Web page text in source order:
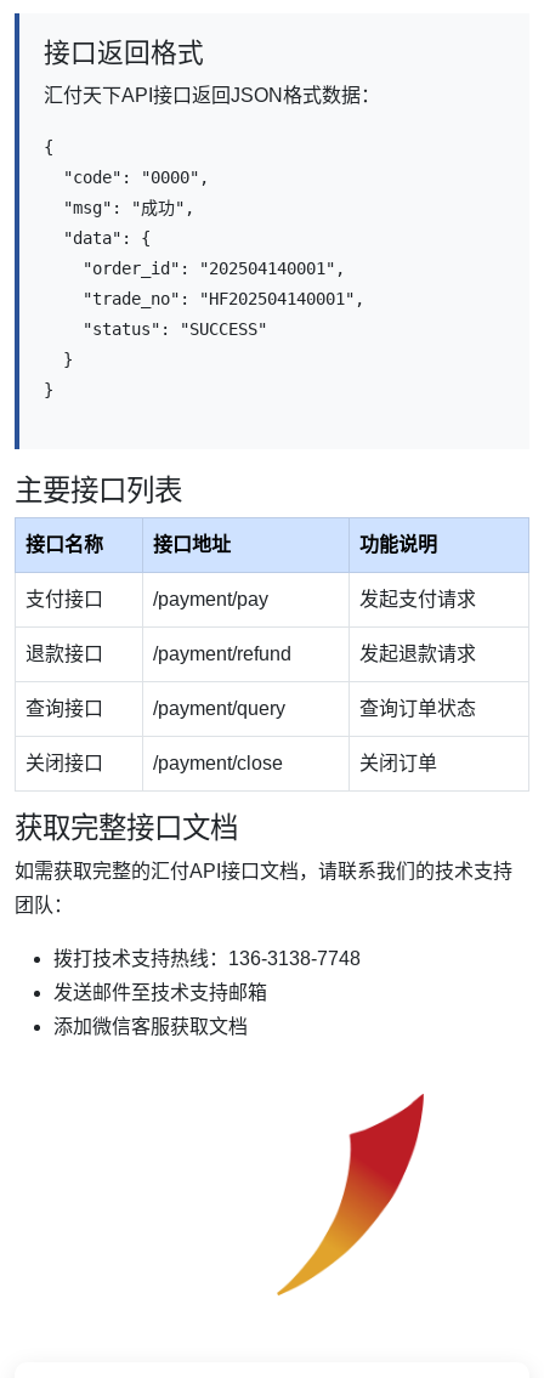
接口返回格式
汇付天下API接口返回JSON格式数据：
{
  "code": "0000",
  "msg": "成功",
  "data": {
    "order_id": "202504140001",
    "trade_no": "HF202504140001",
    "status": "SUCCESS"
  }
}
主要接口列表
接口名称 接口地址 功能说明
支付接口 /payment/pay 发起支付请求
退款接口 /payment/refund 发起退款请求
查询接口 /payment/query 查询订单状态
关闭接口 /payment/close 关闭订单
获取完整接口文档
如需获取完整的汇付API接口文档，请联系我们的技术支持
团队：
拨打技术支持热线：136-3138-7748
发送邮件至技术支持邮箱
添加微信客服获取文档